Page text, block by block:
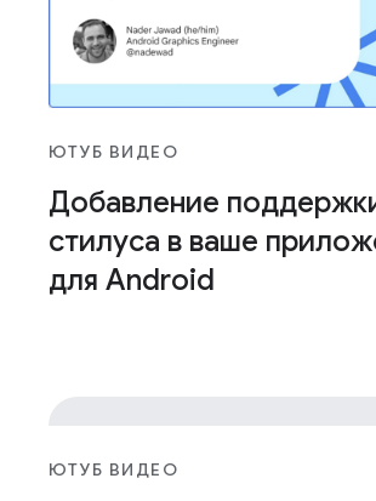
ЮТУБ ВИДЕО
Добавление
стилуса в ваше
для Android
ЮТУБ ВИДЕО